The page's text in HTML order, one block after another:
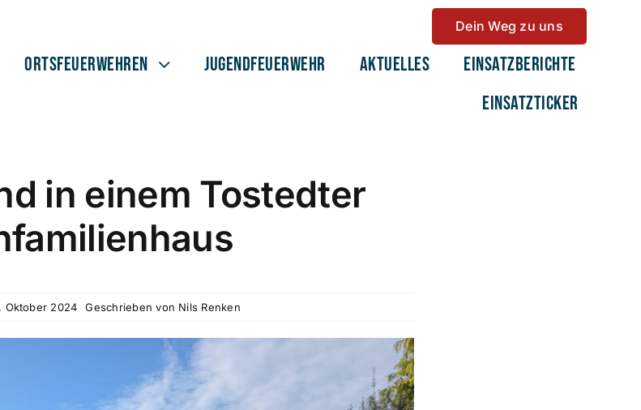
Dein Weg zu uns
Ortsfeuerwehren Jugendfeuerwehr Aktuelles
Einsatzberichte
Einsatzticker
in einem Tostedter
Oktober 2024 Geschrieben von Nils Renken